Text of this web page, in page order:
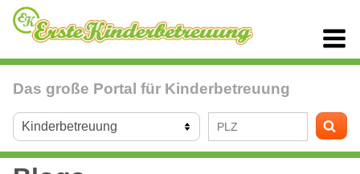
Das große Portal für Kinderbetreuung